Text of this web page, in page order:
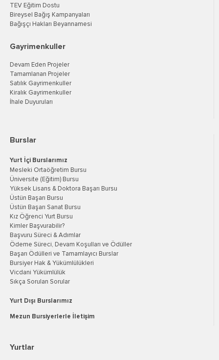
TEV Eğitim Dostu
Bireysel Bağış Kampanyaları
Bağışçı Hakları Beyannamesi
Gayrimenkuller
Devam Eden Projeler
Tamamlanan Projeler
Satılık Gayrimenkuller
Kiralık Gayrimenkuller
İhale Duyuruları
Burslar
Yurt İçi Burslarımız
Mesleki Ortaöğretim Bursu
Üniversite (Eğitim) Bursu
Yüksek Lisans & Doktora Başarı Bursu
Üstün Başarı Bursu
Üstün Başarı Sanat Bursu
Kız Öğrenci Yurt Bursu
Kimler Başvurabilir?
Başvuru Süreci & Adımlar
Ödeme Süreci, Devam Koşulları ve Ödüller
Başarı Ödülleri ve Tamamlayıcı Burslar
Bursiyer Hak & Yükümlülükleri
Vicdani Yükümlülük
Sıkça Sorulan Sorular
Yurt Dışı Burslarımız
Mezun Bursiyerlerle İletişim
Yurtlar